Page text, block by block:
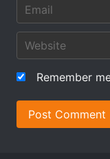
Remember
Post Comment